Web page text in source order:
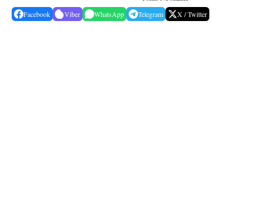
Facebook Viber WhatsApp Telegram X / Twitter